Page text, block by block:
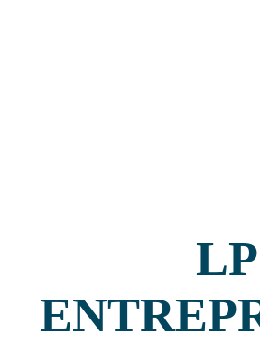
LP
Rénovation, extension ou transformation